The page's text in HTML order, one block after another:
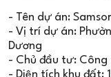
- Tên dự án:
- Vị trí dự án:
Dương
- Chủ đầu tư: Công
- Diện tích khu đất: